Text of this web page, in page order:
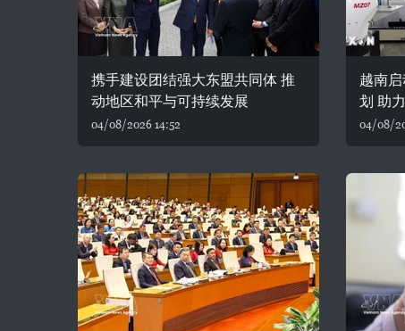
携手建设团结强大东盟共同体 推
动地区和平与可持续发展
04/08/2026 14:52
越南
划 助
04/08/